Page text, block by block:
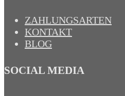
ZAHLUNGSARTEN
KONTAKT
BLOG
SOCIAL MEDIA